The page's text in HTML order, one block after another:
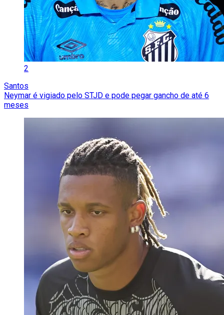
2
Santos
Neymar é vigiado pelo STJD e pode pegar gancho de até 6
meses